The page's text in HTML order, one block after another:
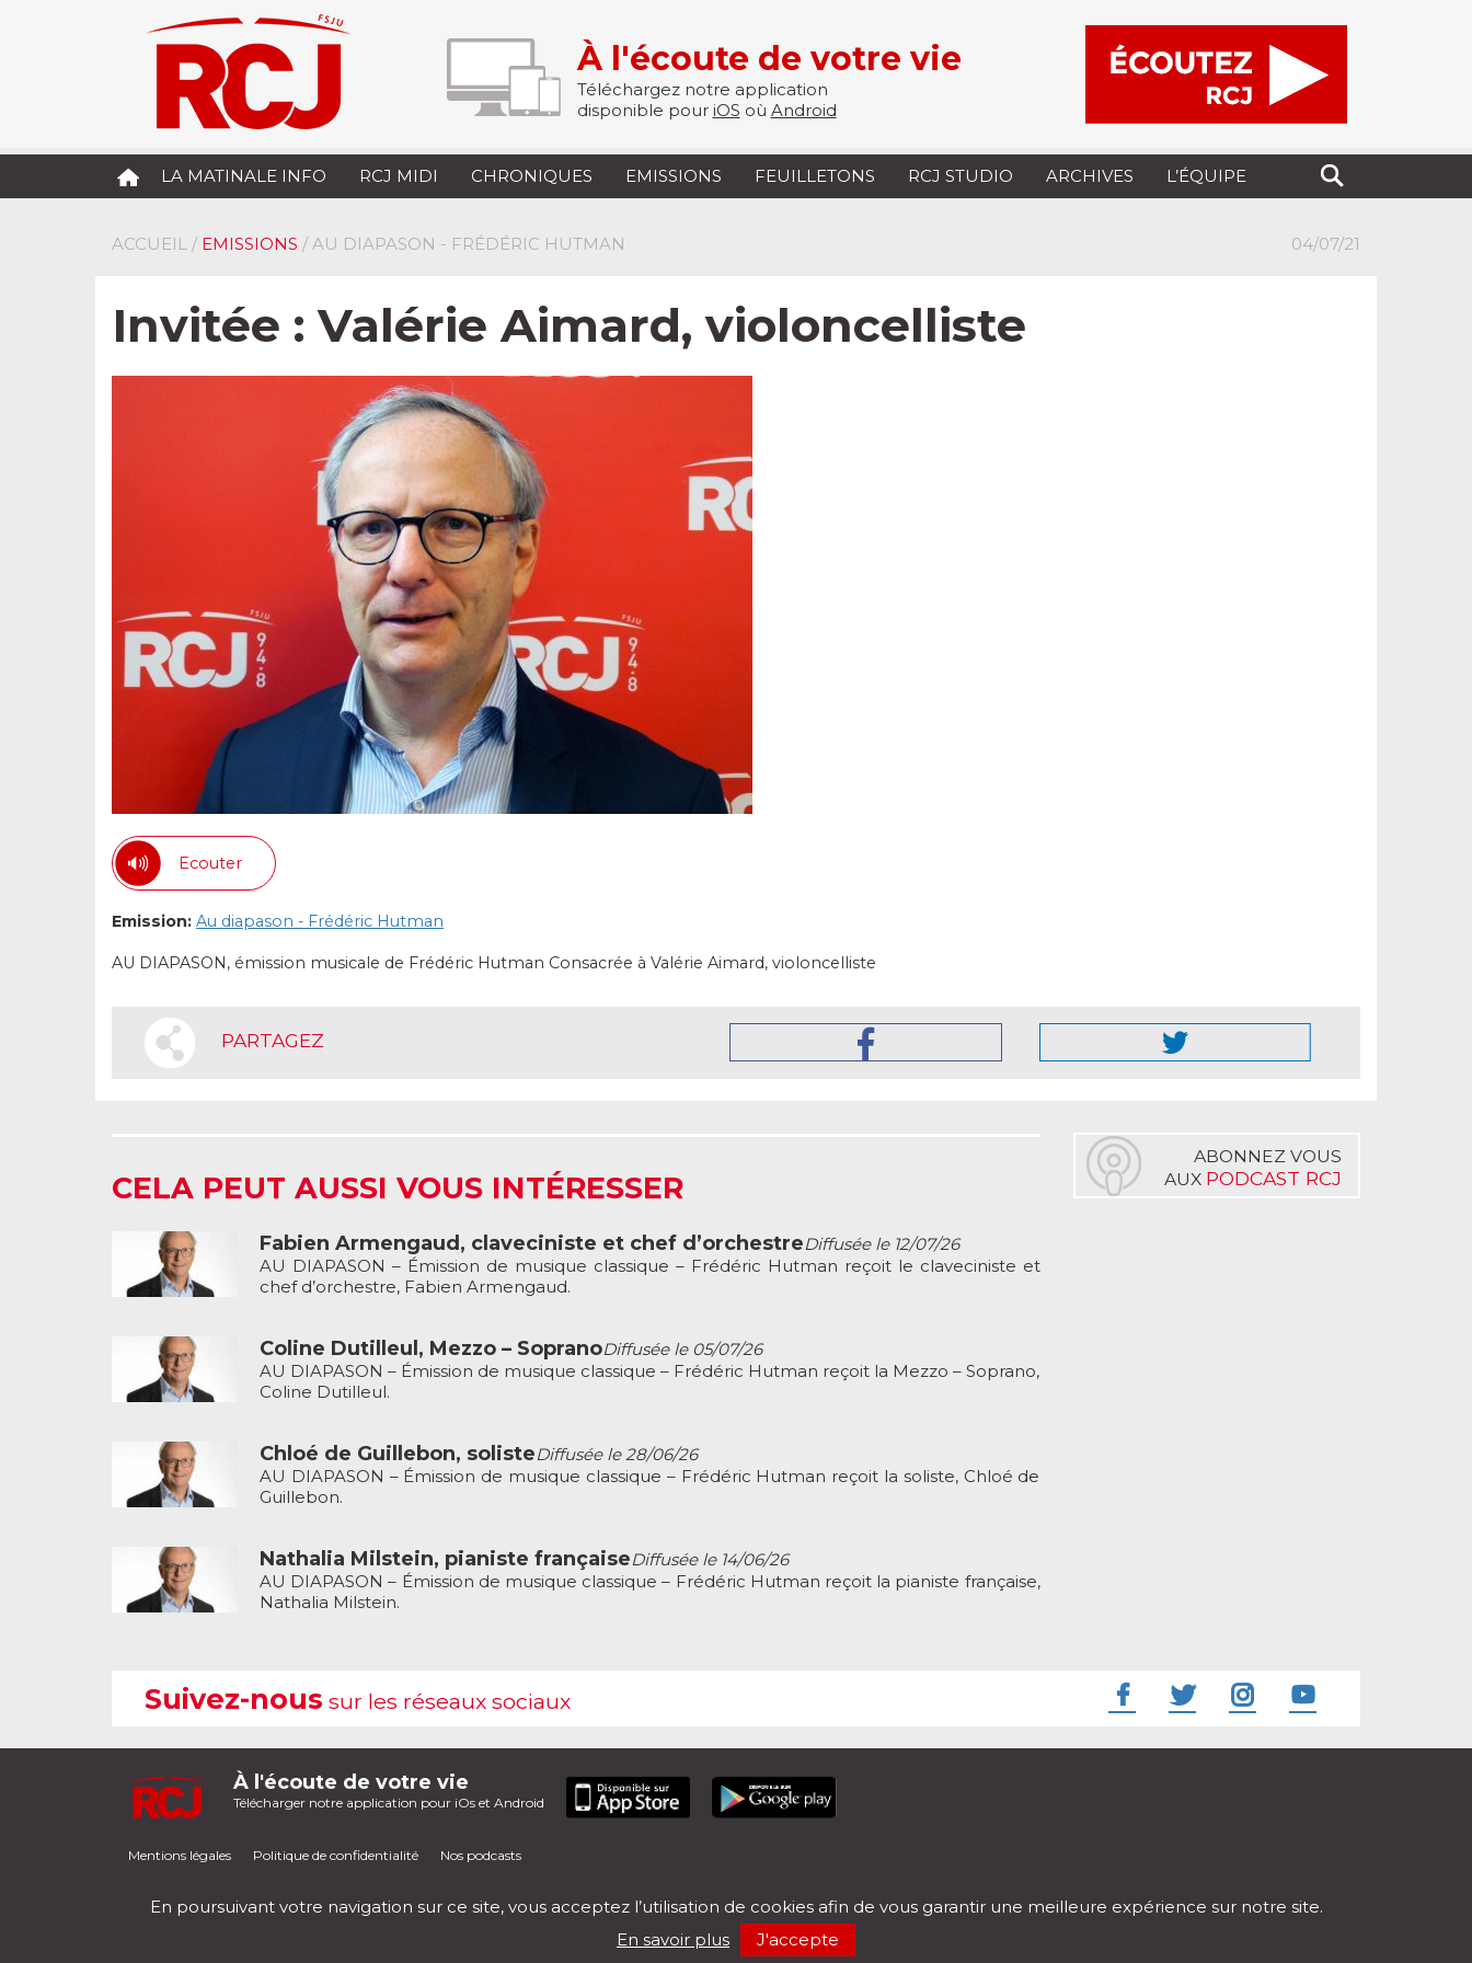
À l'écoute de votre vie
Téléchargez notre application
disponible pour iOS où Android
LA MATINALE INFO RCJ MIDI CHRONIQUES EMISSIONS FEUILLETONS RCJ STUDIO ARCHIVES L’ÉQUIPE
ACCUEIL / EMISSIONS / AU DIAPASON - FRÉDÉRIC HUTMAN 04/07/21
Invitée : Valérie Aimard, violoncelliste
Ecouter
Emission: Au diapason - Frédéric Hutman
AU DIAPASON, émission musicale de Frédéric Hutman Consacrée à Valérie Aimard, violoncelliste
PARTAGEZ
CELA PEUT AUSSI VOUS INTÉRESSER
Fabien Armengaud, claveciniste et chef d’orchestreDiffusée le 12/07/26
AU DIAPASON – Émission de musique classique – Frédéric Hutman reçoit le claveciniste et
chef d’orchestre, Fabien Armengaud.
Coline Dutilleul, Mezzo – SopranoDiffusée le 05/07/26
AU DIAPASON – Émission de musique classique – Frédéric Hutman reçoit la Mezzo – Soprano,
Coline Dutilleul.
Chloé de Guillebon, solisteDiffusée le 28/06/26
AU DIAPASON – Émission de musique classique – Frédéric Hutman reçoit la soliste, Chloé de
Guillebon.
Nathalia Milstein, pianiste françaiseDiffusée le 14/06/26
AU DIAPASON – Émission de musique classique – Frédéric Hutman reçoit la pianiste française,
Nathalia Milstein.
ABONNEZ VOUS
AUX PODCAST RCJ
Suivez-nous sur les réseaux sociaux
À l'écoute de votre vie
Télécharger notre application pour iOs et Android
Mentions légales Politique de confidentialité Nos podcasts
En poursuivant votre navigation sur ce site, vous acceptez l’utilisation de cookies afin de vous garantir une meilleure expérience sur notre site.
En savoir plus
J'accepte